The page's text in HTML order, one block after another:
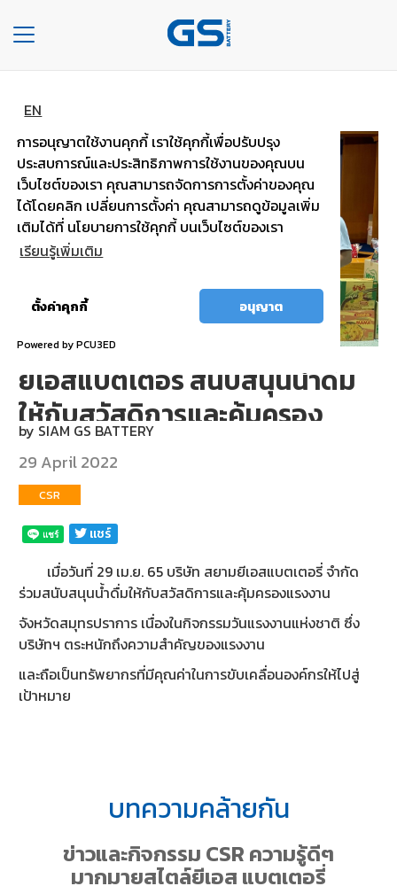
EN
การอนุญาตใช้งานคุกกี้ เราใช้คุกกี้เพื่อปรับปรุง
ประสบการณ์และประสิทธิภาพการใช้งานของคุณบน
เว็บไซต์ของเรา คุณสามารถจัดการการตั้งค่าของคุณ
ได้โดยคลิก เปลี่ยนการตั้งค่า คุณสามารถดูข้อมูลเพิ่ม
เติมได้ที่ นโยบายการใช้คุกกี้ บนเว็บไซต์ของเรา
เรียนรู้เพิ่มเติม
ตั้งค่าคุกกี้ อนุญาต
Powered by PCU3ED
Toggle
navigation
COMPANY
TYPE
OF
BATTERIES
CARS
SERVICE
DEALERS
NEWS
CAREER
CONTACT
E-
BUSINESS
ยีเอสแบตเตอรี่ สนับสนุนน้ำดื่ม
ให้กับสวัสดิการและคุ้มครอง
แรงงาน
by SIAM GS BATTERY
29 April 2022
CSR
เเชร์
เมื่อวันที่ 29 เม.ย. 65 บริษัท สยามยีเอสแบตเตอรี่ จำกัด
ร่วมสนับสนุนน้ำดื่มให้กับสวัสดิการและคุ้มครองแรงงาน
จังหวัดสมุทรปราการ เนื่องในกิจกรรมวันแรงงานแห่งชาติ ซึ่ง
บริษัทฯ ตระหนักถึงความสำคัญของแรงงาน
และถือเป็นทรัพยากรที่มีคุณค่าในการขับเคลื่อนองค์กรให้ไปสู่
เป้าหมาย
บทความคล้ายกัน
ข่าวและกิจกรรม CSR ความรู้ดีๆ
มากมายสไตล์ยีเอส แบตเตอรี่